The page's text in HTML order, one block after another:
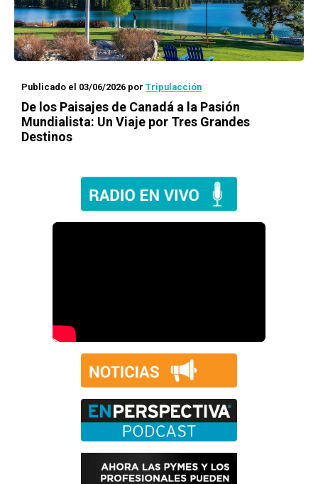
Publicado el 03/06/2026 por Tripulacción
De los Paisajes de Canadá a la Pasión
Mundialista: Un Viaje por Tres Grandes
Destinos